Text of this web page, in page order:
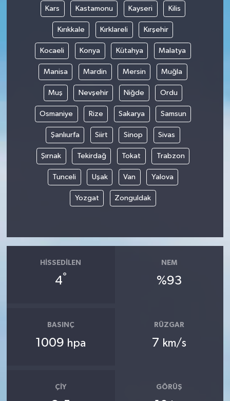
Kars Kastamonu Kayseri Kilis
Kırıkkale Kırklareli Kırşehir
Kocaeli Konya Kütahya Malatya
Manisa Mardin Mersin Muğla
Muş Nevşehir Niğde Ordu
Osmaniye Rize Sakarya Samsun
Şanlıurfa Siirt Sinop Sivas
Şırnak Tekirdağ Tokat Trabzon
Tunceli Uşak Van Yalova
Yozgat Zonguldak
HISSEDILEN
4°
NEM
%93
BASINÇ
1009 hpa
RÜZGAR
7 km/s
ÇIY GÖRÜŞ